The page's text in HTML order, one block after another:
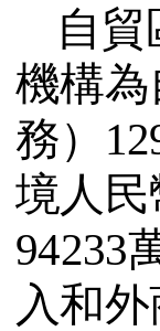
自
機構
務）
境人
94233
入和